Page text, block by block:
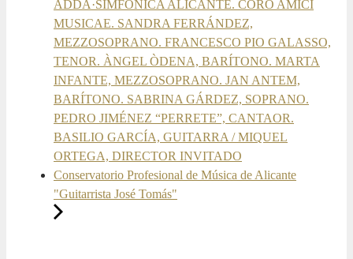
ADDA·SIMFÒNICA ALICANTE. CORO AMICI
MUSICAE. SANDRA FERRÁNDEZ,
MEZZOSOPRANO. FRANCESCO PIO GALASSO,
TENOR. ÀNGEL ÒDENA, BARÍTONO. MARTA
INFANTE, MEZZOSOPRANO. JAN ANTEM,
BARÍTONO. SABRINA GÁRDEZ, SOPRANO.
PEDRO JIMÉNEZ “PERRETE”, CANTAOR.
BASILIO GARCÍA, GUITARRA / MIQUEL
ORTEGA, DIRECTOR INVITADO
Conservatorio Profesional de Música de Alicante
"Guitarrista José Tomás"